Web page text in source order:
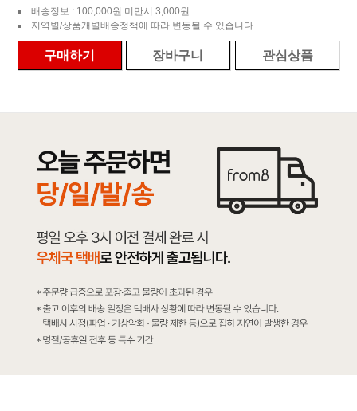
배송정보 : 100,000원 미만시 3,000원
지역별/상품개별배송정책에 따라 변동될 수 있습니다
구매하기 장바구니 관심상품